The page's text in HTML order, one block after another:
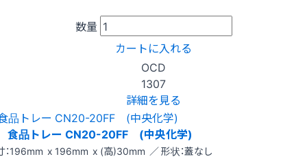
数量
カートに入れる
OCD
1307
詳細を見る
食品トレー CN20-20FF (中央化学)
：196mm x 196mm x (高)30mm ／ 形状：蓋なし